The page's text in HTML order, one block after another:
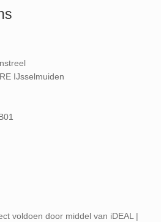
IJsselmuiden
voldoen door middel van iDEAL |